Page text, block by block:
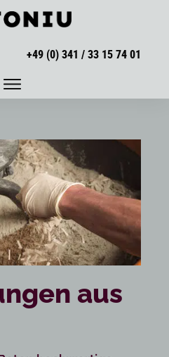
+49 (0) 341 / 33 15 74 01
aus